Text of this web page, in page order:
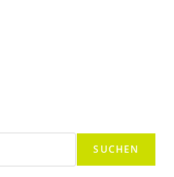
SUCHEN